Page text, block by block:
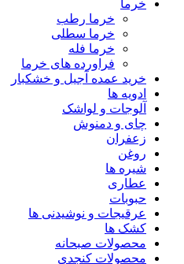
خرما
خرما رطب
خرما سطلی
خرما فله
فراورده های خرما
خرید عمده آجیل و خشکبار
ادویه ها
آلوجات و لواشک
چای و دمنوش
زعفران
روغن
شیره ها
عطاری
حبوبات
عرقیجات و نوشیدنی ها
کشک ها
محصولات صبحانه
محصولات کنجدی